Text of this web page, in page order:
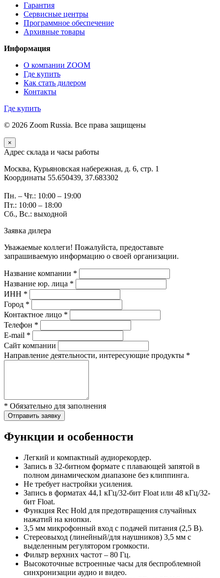
Гарантия
Сервисные центры
Программное обеспечение
Архивные товары
Информация
О компании ZOOM
Где купить
Как стать дилером
Контакты
Где купить
© 2026 Zoom Russia. Все права защищены
×
Адрес склада и часы работы
Москва, Курьяновская набережная, д. 6, стр. 1
Координаты 55.650439, 37.683302
Пн. – Чт.: 10:00 – 19:00
Пт.: 10:00 – 18:00
Сб., Вс.: выходной
Заявка дилера
Уважаемые коллеги! Пожалуйста, предоставьте
запрашиваемую информацию о своей организации.
Название компании *
Название юр. лица *
ИНН *
Город *
Контактное лицо *
Телефон *
E-mail *
Сайт компании
Направление деятельности, интересующие продукты *
* Обязательно для заполнения
Отправить заявку
Функции и особенности
Легкий и компактный аудиорекордер.
Запись в 32-битном формате с плавающей запятой в
полном динамическом диапазоне без клиппинга.
Не требует настройки усиления.
Запись в форматах 44,1 кГц/32-бит Float или 48 кГц/32-
бит Float.
Функция Rec Hold для предотвращения случайных
нажатий на кнопки.
3,5 мм микрофонный вход с подачей питания (2,5 В).
Стереовыход (линейный/для наушников) 3,5 мм с
выделенным регулятором громкости.
Фильтр верхних частот – 80 Гц.
Высокоточные встроенные часы для беспроблемной
синхронизации аудио и видео.